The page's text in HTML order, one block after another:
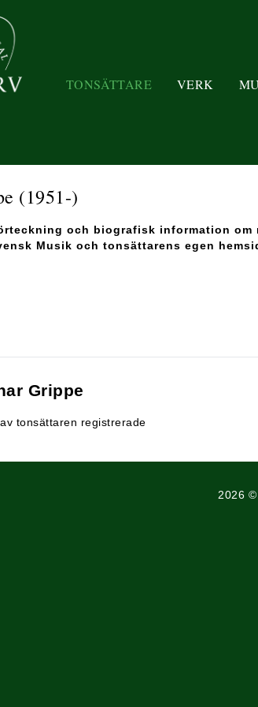
TONSÄTTARE VERK
(1951-)
och biografisk information om
Musik och tonsättarens egen
Grippe
tonsättaren registrerade
2026